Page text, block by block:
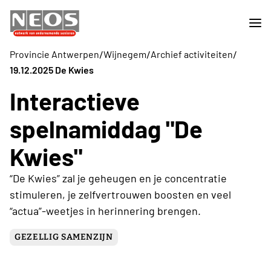
Provincie Antwerpen/Wijnegem/Archief activiteiten/
19.12.2025 De Kwies
Interactieve
spelnamiddag "De
Kwies"
“De Kwies” zal je geheugen en je concentratie
stimuleren, je zelfvertrouwen boosten en veel
“actua”-weetjes in herinnering brengen.
GEZELLIG SAMENZIJN